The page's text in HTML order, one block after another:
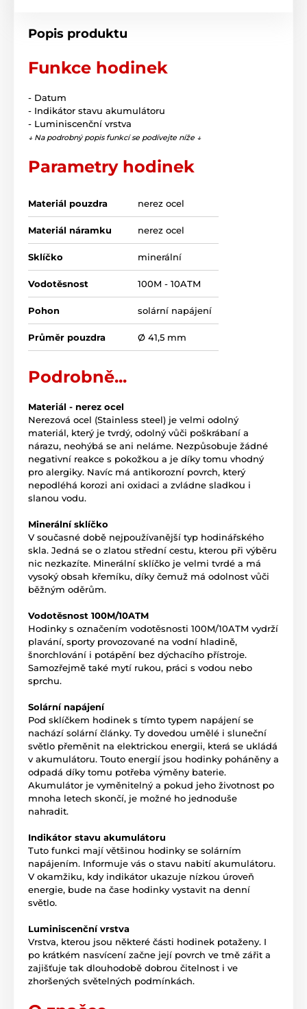
Popis produktu
Funkce hodinek
- Datum
- Indikátor stavu akumulátoru
- Luminiscenční vrstva
↓ Na podrobný popis funkcí se podívejte níže ↓
Parametry hodinek
Materiál pouzdra nerez ocel
Materiál náramku nerez ocel
Sklíčko minerální
Vodotěsnost 100M - 10ATM
Pohon solární napájení
Průměr pouzdra Ø 41,5 mm
Podrobně...
Materiál - nerez ocel
Nerezová ocel (Stainless steel) je velmi odolný
materiál, který je tvrdý, odolný vůči poškrábaní a
nárazu, neohýbá se ani neláme. Nezpůsobuje žádné
negativní reakce s pokožkou a je díky tomu vhodný
pro alergiky. Navíc má antikorozní povrch, který
nepodléhá korozi ani oxidaci a zvládne sladkou i
slanou vodu.
Minerální sklíčko
V současné době nejpoužívanější typ hodinářského
skla. Jedná se o zlatou střední cestu, kterou při výběru
nic nezkazíte. Minerální sklíčko je velmi tvrdé a má
vysoký obsah křemíku, díky čemuž má odolnost vůči
běžným oděrům.
Vodotěsnost 100M/10ATM
Hodinky s označením vodotěsnosti 100M/10ATM vydrží
plavání, sporty provozované na vodní hladině,
šnorchlování i potápění bez dýchacího přístroje.
Samozřejmě také mytí rukou, práci s vodou nebo
sprchu.
Solární napájení
Pod sklíčkem hodinek s tímto typem napájení se
nachází solární články. Ty dovedou umělé i sluneční
světlo přeměnit na elektrickou energii, která se ukládá
v akumulátoru. Touto energií jsou hodinky poháněny a
odpadá díky tomu potřeba výměny baterie.
Akumulátor je vyměnitelný a pokud jeho životnost po
mnoha letech skončí, je možné ho jednoduše
nahradit.
Indikátor stavu akumulátoru
Tuto funkci mají většinou hodinky se solárním
napájením. Informuje vás o stavu nabití akumulátoru.
V okamžiku, kdy indikátor ukazuje nízkou úroveň
energie, bude na čase hodinky vystavit na denní
světlo.
Luminiscenční vrstva
Vrstva, kterou jsou některé části hodinek potaženy. I
po krátkém nasvícení začne její povrch ve tmě zářit a
zajišťuje tak dlouhodobě dobrou čitelnost i ve
zhoršených světelných podmínkách.